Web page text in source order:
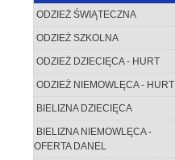
ODZIEŻ ŚWIĄTECZNA
ODZIEŻ SZKOLNA
ODZIEŻ DZIECIĘCA - HURT
ODZIEŻ NIEMOWLĘCA - HURT
BIELIZNA DZIECIĘCA
BIELIZNA NIEMOWLĘCA -
OFERTA DANEL